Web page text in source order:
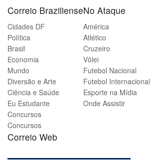
Correio Braziliense
Cidades DF
Política
Brasil
Economia
Mundo
Diversão e Arte
Ciência e Saúde
Eu Estudante
Concursos
Concursos
Correio Web
No Ataque
América
Atlético
Cruzeiro
Vôlei
Futebol Nacional
Futebol Internacional
Esporte na Mídia
Onde Assistir